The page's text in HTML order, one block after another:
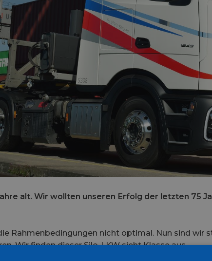
alt. Wir wollten unseren Erfolg der letzten 75
Rahmenbedingungen nicht optimal. Nun sind wir
Wir finden dieser Silo-LKW sieht Klasse aus.